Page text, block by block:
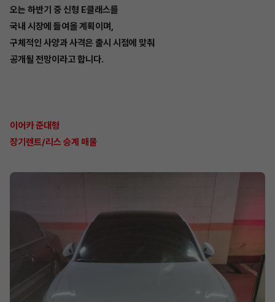
오는 하반기 중 신형 E클래스를
국내 시장에 들여올 계획이며,
구체적인 사양과 사격은 출시 시점에 맞춰
공개될 전망이라고 합니다.
이어카 준대형
장기렌트/리스 승계 매물